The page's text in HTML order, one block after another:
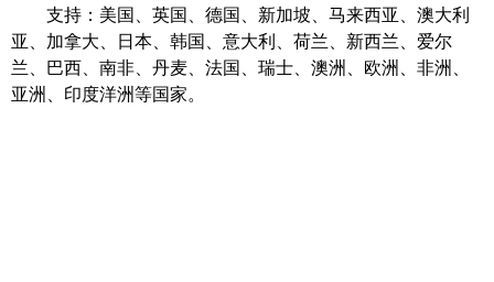
支持：美国、英国、德国、新加坡、马来西亚、澳大利
亚、加拿大、日本、韩国、意大利、荷兰、新西兰、爱尔
兰、巴西、南非、丹麦、法国、瑞士、澳洲、欧洲、非洲、
亚洲、印度洋洲等国家。